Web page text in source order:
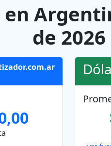
de 2026